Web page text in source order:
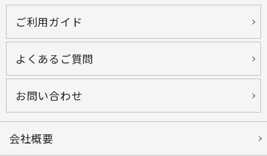
ご利用ガイド
よくあるご質問
お問い合わせ
会社概要